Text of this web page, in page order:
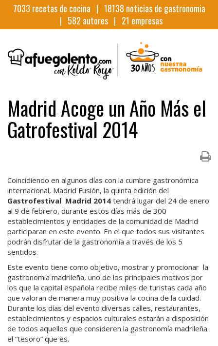
7033 recetas de cocina | 18138 noticias de gastronomia
| 582 autores | 21 empresas
Madrid Acoge un Año Más el
Gatrofestival 2014
Coincidiendo en algunos días con la cumbre gastronómica
internacional, Madrid Fusión, la quinta edición del
Gastrofestival Madrid 2014 tendrá lugar del 24 de enero
al 9 de febrero, durante estos días más de 300
establecimientos y entidades de la comunidad de Madrid
participaran en este evento. En el que todos sus visitantes
podrán disfrutar de la gastronomía a través de los 5
sentidos.
Este evento tiene como objetivo, mostrar y promocionar la
gastronomía madrileña, uno de los principales motivos por
los que la capital española recibe miles de turistas cada año
que valoran de manera muy positiva la cocina de la cuidad.
Durante los días del evento diversas calles, restaurantes,
establecimientos y espacios culturales estarán a disposición
de todos aquellos que consideren la gastronomía madrileña
el “tesoro” que es.